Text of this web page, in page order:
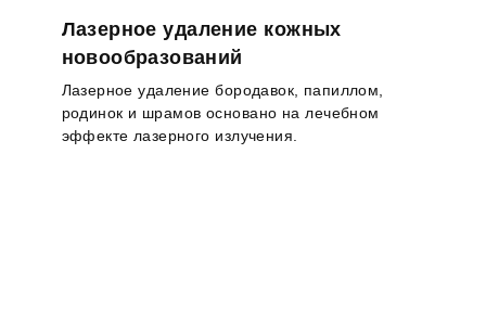
Лазерное удаление кожных
новообразований
Лазерное удаление бородавок, папиллом,
родинок и шрамов основано на лечебном
эффекте лазерного излучения.